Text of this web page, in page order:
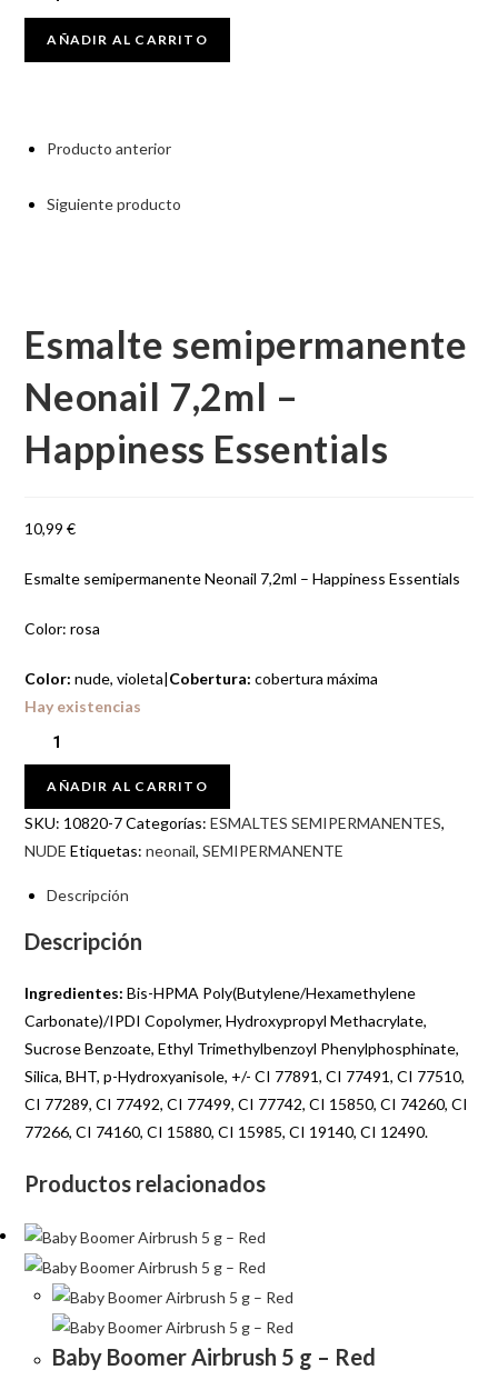
semipermanente
Neonail
Essentials
AÑADIR AL CARRITO
Producto anterior
Siguiente producto
Esmalte semipermanente
Neonail 7,2ml –
Happiness Essentials
10,99€
Esmalte semipermanente Neonail 7,2ml – Happiness Essentials
Color: rosa
Color: nude, violeta|Cobertura: cobertura máxima
Hay existencias
Esmalte
semipermanente
Neonail
7,2ml
–
Essentials
AÑADIR AL CARRITO
SKU: 10820-7 Categorías:ESMALTES SEMIPERMANENTES,
NUDE Etiquetas:neonail,SEMIPERMANENTE
Descripción
Descripción
Ingredientes: Bis-HPMA Poly(Butylene/Hexamethylene
Carbonate)/IPDI Copolymer, Hydroxypropyl Methacrylate,
Sucrose Benzoate, Ethyl Trimethylbenzoyl Phenylphosphinate,
Silica, BHT, p-Hydroxyanisole, +/- CI 77891, CI 77491, CI 77510,
CI 77289, CI 77492, CI 77499, CI 77742, CI 15850, CI 74260, CI
77266, CI 74160, CI 15880, CI 15985, CI 19140, CI 12490.
Productos relacionados
Baby Boomer Airbrush 5 g – Red